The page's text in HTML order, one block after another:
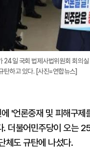
24일 국회 법제사법위원회 회의
탄하고 있다. [사진=연합뉴스]
'언론중재 및 피해구
더불어민주당이 오는
체도 규탄에 나섰다.